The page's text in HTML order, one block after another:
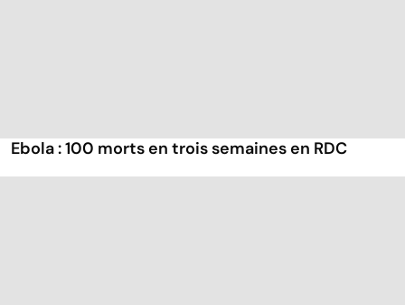
Ebola : 100 morts en trois semaines en RDC